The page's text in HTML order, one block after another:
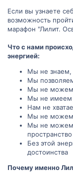
Если вы узнаете
возможность
марафон "Лилит.
Что с нами
энергией:
Мы не знаем,
Мы
Мы не можем
Мы не имеем
Нам не
Мы не можем
Мы не можем
пространство
Без этой
достоинства
Почему именно